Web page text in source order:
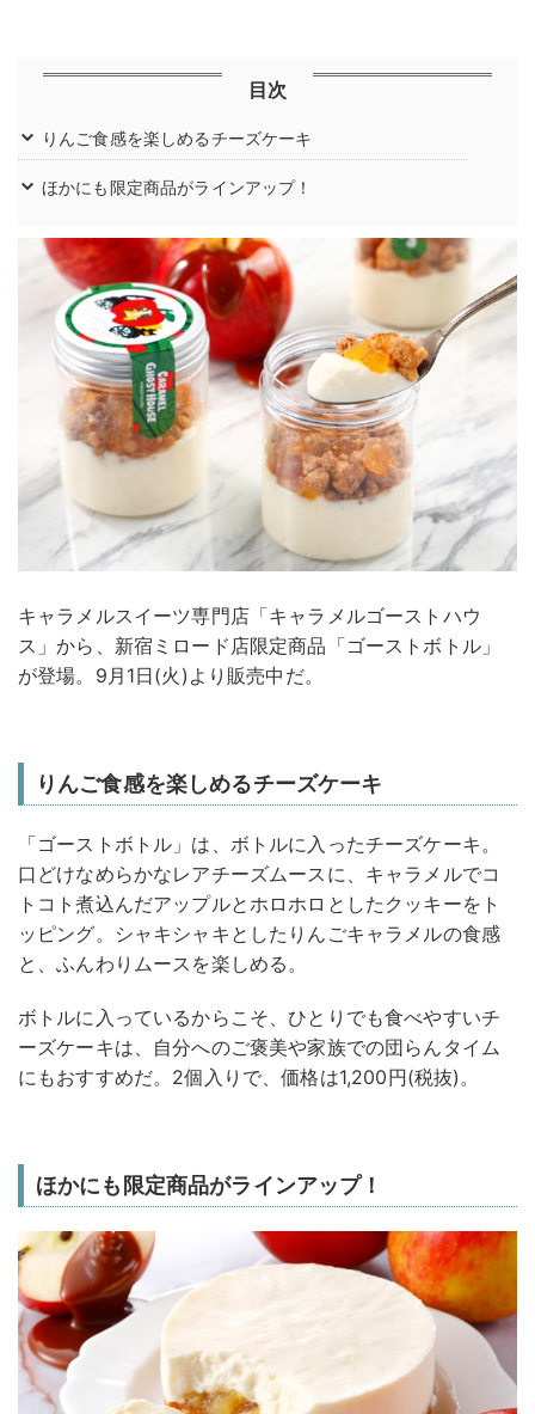
目次
りんご食感を楽しめるチーズケーキ
ほかにも限定商品がラインアップ！
キャラメルスイーツ専門店「キャラメルゴーストハウ
ス」から、新宿ミロード店限定商品「ゴーストボトル」
が登場。9月1日(火)より販売中だ。
りんご食感を楽しめるチーズケーキ
「ゴーストボトル」は、ボトルに入ったチーズケーキ。
口どけなめらかなレアチーズムースに、キャラメルでコ
トコト煮込んだアップルとホロホロとしたクッキーをト
ッピング。シャキシャキとしたりんごキャラメルの食感
と、ふんわりムースを楽しめる。
ボトルに入っているからこそ、ひとりでも食べやすいチ
ーズケーキは、自分へのご褒美や家族での団らんタイム
にもおすすめだ。2個入りで、価格は1,200円(税抜)。
ほかにも限定商品がラインアップ！